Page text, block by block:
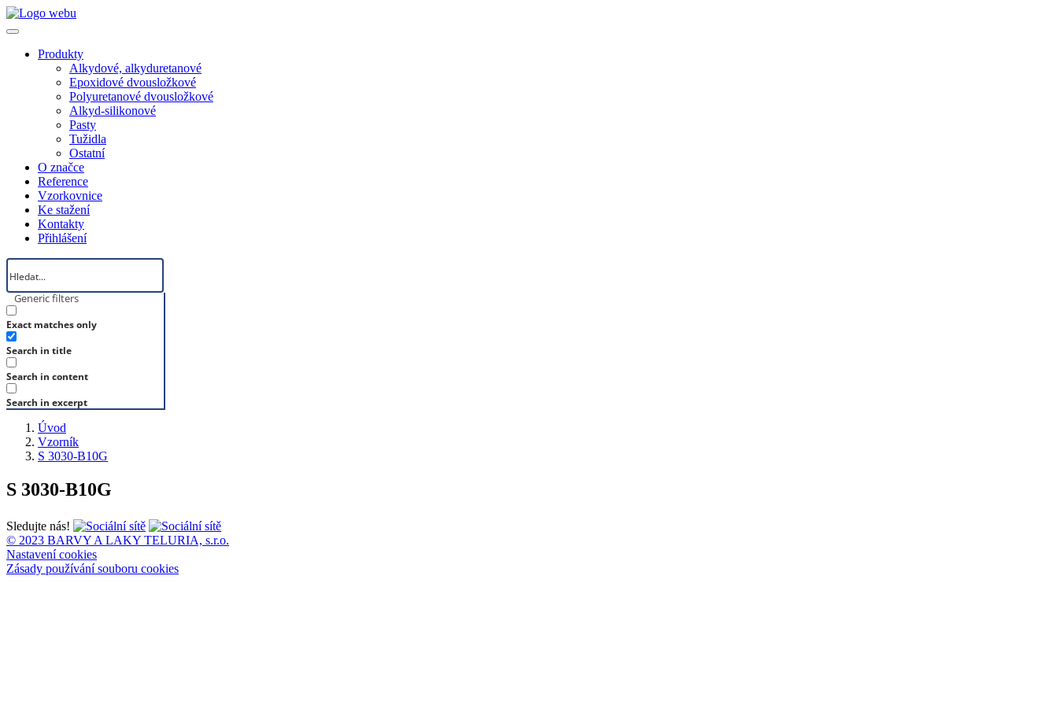
Produkty
Alkydové, alkyduretanové
Epoxidové dvousložkové
Polyuretanové dvousložkové
Alkyd-silikonové
Pasty
Tužidla
Ostatní
O značce
Reference
Vzorkovnice
Ke stažení
Kontakty
Přihlášení
Generic filters
Exact matches only
Search in title
Search in content
Search in excerpt
Úvod
Vzorník
S 3030-B10G
S 3030-B10G
Sledujte nás!
© 2023 BARVY A LAKY TELURIA, s.r.o.
Nastavení cookies
Zásady používání souboru cookies